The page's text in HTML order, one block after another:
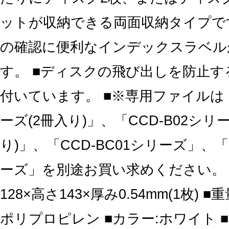
ットが収納できる両面収納タイプ
の確認に便利なインデックスラベ
す。 ■ディスクの飛び出しを防止
付いています。 ■※専用ファイルは
ーズ(2冊入り)」、「CCD-B02シリ
り)」、「CCD-BC01シリーズ」、
ーズ」を別途お買い求めください
128×高さ143×厚み0.54mm(1枚) ■
ポリプロピレン ■カラー:ホワイト